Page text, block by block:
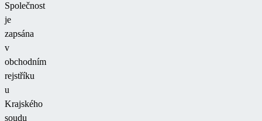
Společnost
je
zapsána
v
obchodním
rejstříku
u
Krajského
soudu